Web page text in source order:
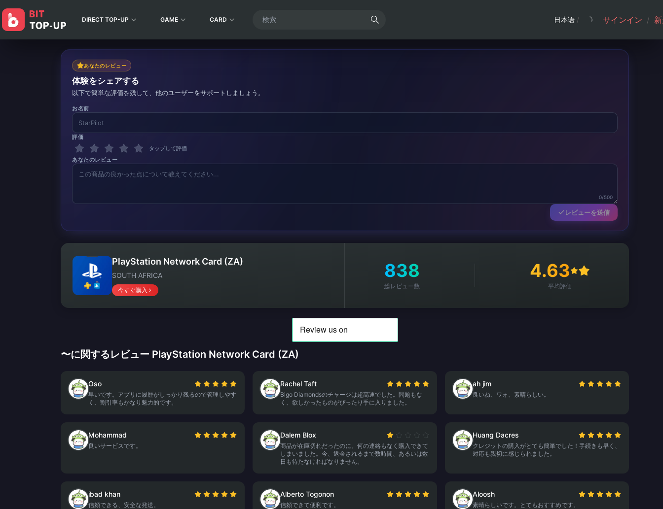
DIRECT TOP-UP GAME CARD 日本语 / サインイン /
あなたのレビュー
体験をシェアする
以下で簡単な評価を残して、他のユーザーをサポートしましょう。
お名前
評価
タップして評価
あなたのレビュー
0/500
レビューを送信
PlayStation Network Card (ZA)
SOUTH AFRICA
今すぐ購入
838
総レビュー数
4.63
平均評価
〜に関するレビュー PlayStation Network Card (ZA)
Oso
早いです。アプリに履歴がしっかり残るので管理しやす
く、割引率もかなり魅力的です。
Rachel Taft
Bigo Diamondsのチャージは超高速でした。問題もな
く、欲しかったものがぴったり手に入りました。
ah jim
良いね、ワォ、素晴らしい。
Mohammad
良いサービスです。
Dalem Blox
商品が在庫切れだったのに、何の連絡もなく購入できて
しまいました。今、返金されるまで数時間、あるいは数
日も待たなければなりません。
Huang Dacres
クレジットの購入がとても簡単でした！手続きも早く、
対応も親切に感じられました。
ibad khan
信頼できる、安全な発送。
Alberto Togonon
信頼できて便利です。
Aloosh
素晴らしいです。とてもおすすめです。